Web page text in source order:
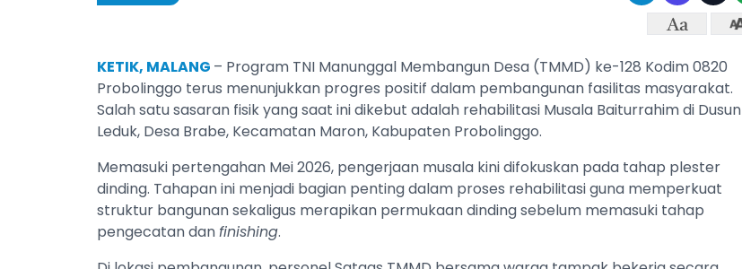
KETIK, MALANG – Program TNI Manunggal Membangun Desa (TMMD) ke-128 Kodim 0820
Probolinggo terus menunjukkan progres positif dalam pembangunan fasilitas masyarakat.
Salah satu sasaran fisik yang saat ini dikebut adalah rehabilitasi Musala Baiturrahim di Dusun
Leduk, Desa Brabe, Kecamatan Maron, Kabupaten Probolinggo.
Memasuki pertengahan Mei 2026, pengerjaan musala kini difokuskan pada tahap plester
dinding. Tahapan ini menjadi bagian penting dalam proses rehabilitasi guna memperkuat
struktur bangunan sekaligus merapikan permukaan dinding sebelum memasuki tahap
pengecatan danfinishing.